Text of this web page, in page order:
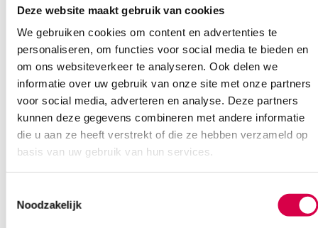
Deze website maakt gebruik van cookies
We gebruiken cookies om content en advertenties te
personaliseren, om functies voor social media te bieden en
om ons websiteverkeer te analyseren. Ook delen we
informatie over uw gebruik van onze site met onze partners
voor social media, adverteren en analyse. Deze partners
kunnen deze gegevens combineren met andere informatie
die u aan ze heeft verstrekt of die ze hebben verzameld op
basis van uw gebruik van hun services.
Noodzakelijk